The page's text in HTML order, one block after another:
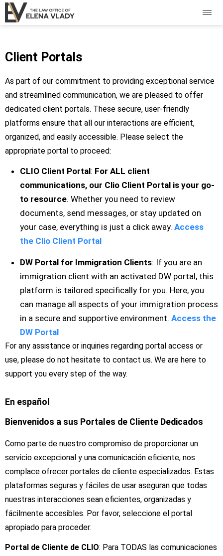
Client Portals
As part of our commitment to providing exceptional service
and streamlined communication, we are pleased to offer
dedicated client portals. These secure, user-friendly
platforms ensure that all our interactions are efficient,
organized, and easily accessible. Please select the
appropriate portal to proceed:
CLIO Client Portal: For ALL client
communications, our Clio Client Portal is your go-
to resource. Whether you need to review
documents, send messages, or stay updated on
your case, everything is just a click away. Access
the Clio Client Portal
DW Portal for Immigration Clients: If you are an
immigration client with an activated DW portal, this
platform is tailored specifically for you. Here, you
can manage all aspects of your immigration process
in a secure and supportive environment. Access the
DW Portal
For any assistance or inquiries regarding portal access or
use, please do not hesitate to contact us. We are here to
support you every step of the way.
En español
Bienvenidos a sus Portales de Cliente Dedicados
Como parte de nuestro compromiso de proporcionar un
servicio excepcional y una comunicación eficiente, nos
complace ofrecer portales de cliente especializados. Estas
plataformas seguras y fáciles de usar aseguran que todas
nuestras interacciones sean eficientes, organizadas y
fácilmente accesibles. Por favor, seleccione el portal
apropiado para proceder:
Portal de Cliente de CLIO: Para TODAS las comunicaciones